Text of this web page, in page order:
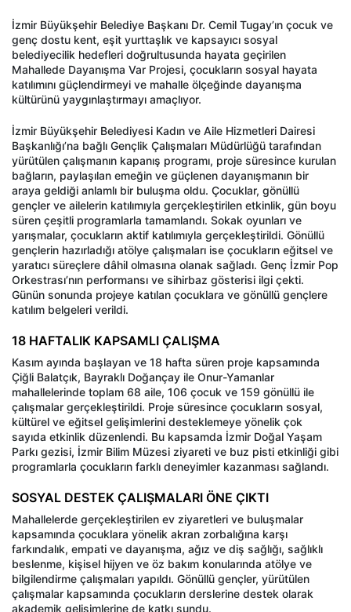
İzmir Büyükşehir Belediye Başkanı Dr. Cemil Tugay’ın çocuk ve
genç dostu kent, eşit yurttaşlık ve kapsayıcı sosyal
belediyecilik hedefleri doğrultusunda hayata geçirilen
Mahallede Dayanışma Var Projesi, çocukların sosyal hayata
katılımını güçlendirmeyi ve mahalle ölçeğinde dayanışma
kültürünü yaygınlaştırmayı amaçlıyor.
İzmir Büyükşehir Belediyesi Kadın ve Aile Hizmetleri Dairesi
Başkanlığı’na bağlı Gençlik Çalışmaları Müdürlüğü tarafından
yürütülen çalışmanın kapanış programı, proje süresince kurulan
bağların, paylaşılan emeğin ve güçlenen dayanışmanın bir
araya geldiği anlamlı bir buluşma oldu. Çocuklar, gönüllü
gençler ve ailelerin katılımıyla gerçekleştirilen etkinlik, gün boyu
süren çeşitli programlarla tamamlandı. Sokak oyunları ve
yarışmalar, çocukların aktif katılımıyla gerçekleştirildi. Gönüllü
gençlerin hazırladığı atölye çalışmaları ise çocukların eğitsel ve
yaratıcı süreçlere dâhil olmasına olanak sağladı. Genç İzmir Pop
Orkestrası’nın performansı ve sihirbaz gösterisi ilgi çekti.
Günün sonunda projeye katılan çocuklara ve gönüllü gençlere
katılım belgeleri verildi.
18 HAFTALIK KAPSAMLI ÇALIŞMA
Kasım ayında başlayan ve 18 hafta süren proje kapsamında
Çiğli Balatçık, Bayraklı Doğançay ile Onur-Yamanlar
mahallelerinde toplam 68 aile, 106 çocuk ve 159 gönüllü ile
çalışmalar gerçekleştirildi. Proje süresince çocukların sosyal,
kültürel ve eğitsel gelişimlerini desteklemeye yönelik çok
sayıda etkinlik düzenlendi. Bu kapsamda İzmir Doğal Yaşam
Parkı gezisi, İzmir Bilim Müzesi ziyareti ve buz pisti etkinliği gibi
programlarla çocukların farklı deneyimler kazanması sağlandı.
SOSYAL DESTEK ÇALIŞMALARI ÖNE ÇIKTI
Mahallelerde gerçekleştirilen ev ziyaretleri ve buluşmalar
kapsamında çocuklara yönelik akran zorbalığına karşı
farkındalık, empati ve dayanışma, ağız ve diş sağlığı, sağlıklı
beslenme, kişisel hijyen ve öz bakım konularında atölye ve
bilgilendirme çalışmaları yapıldı. Gönüllü gençler, yürütülen
çalışmalar kapsamında çocukların derslerine destek olarak
akademik gelişimlerine de katkı sundu.